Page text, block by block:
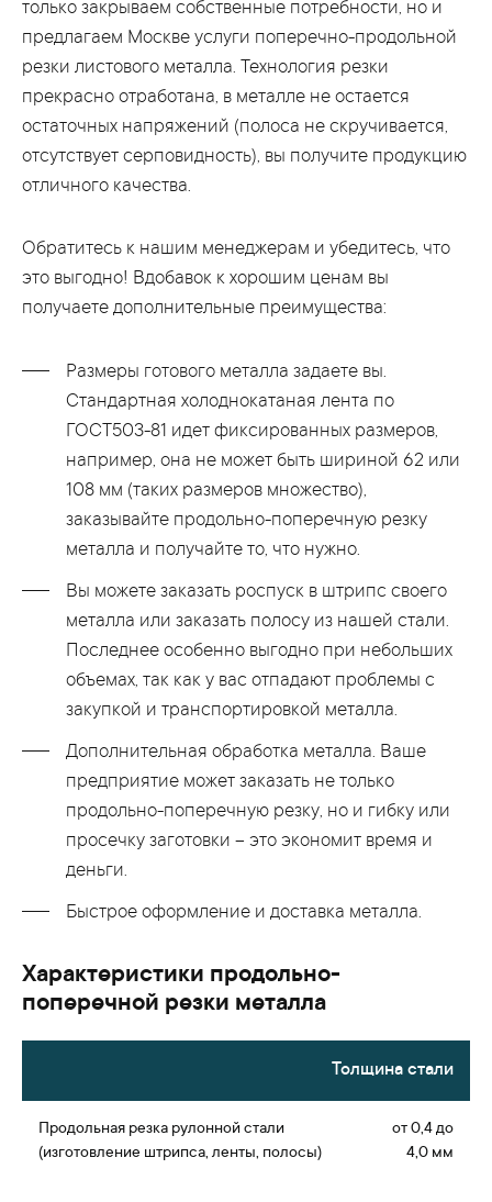
только закрываем собственные потребности, но и
предлагаем Москве услуги поперечно-продольной
резки листового металла. Технология резки
прекрасно отработана, в металле не остается
остаточных напряжений (полоса не скручивается,
отсутствует серповидность), вы получите продукцию
отличного качества.
Обратитесь к нашим менеджерам и убедитесь, что
это выгодно! Вдобавок к хорошим ценам вы
получаете дополнительные преимущества:
Размеры готового металла задаете вы.
Стандартная холоднокатаная лента по
ГОСТ503-81 идет фиксированных размеров,
например, она не может быть шириной 62 или
108 мм (таких размеров множество),
заказывайте продольно-поперечную резку
металла и получайте то, что нужно.
Вы можете заказать роспуск в штрипс своего
металла или заказать полосу из нашей стали.
Последнее особенно выгодно при небольших
объемах, так как у вас отпадают проблемы с
закупкой и транспортировкой металла.
Дополнительная обработка металла. Ваше
предприятие может заказать не только
продольно-поперечную резку, но и гибку или
просечку заготовки – это экономит время и
деньги.
Быстрое оформление и доставка металла.
Характеристики продольно-
поперечной резки металла
Толщина стали
от 0,4 до
4,0 мм